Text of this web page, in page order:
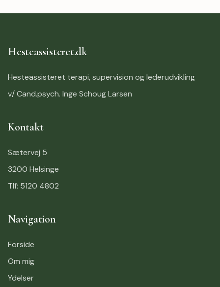
Hesteassisteret.dk
Hesteassisteret terapi, supervision og lederudvikling
v/ Cand.psych. Inge Schoug Larsen
Kontakt
Sætervej 5
3200 Helsinge
Tlf: 5120 4802
Navigation
Forside
Om mig
Ydelser